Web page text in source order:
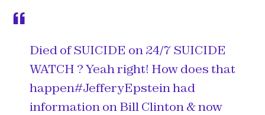
Died of SUICIDE on 24/7 SUICIDE
WATCH ? Yeah right! How does that
happen#JefferyEpsteinhad
information on Bill Clinton & now